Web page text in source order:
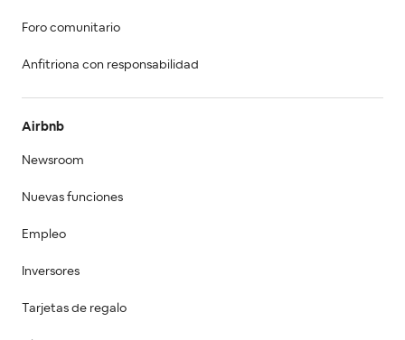
Foro comunitario
Anfitriona con responsabilidad
Airbnb
Newsroom
Nuevas funciones
Empleo
Inversores
Tarjetas de regalo